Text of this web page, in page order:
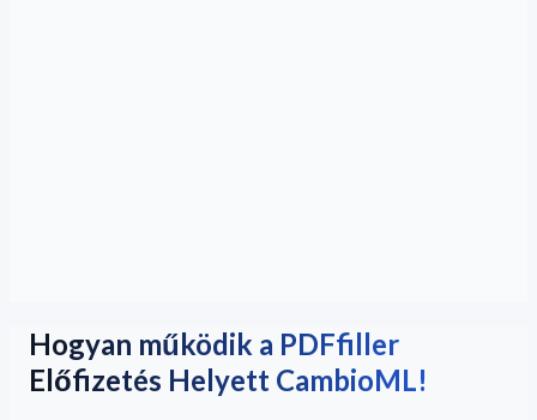
Hogyan működik a PDFfiller
Előfizetés Helyett CambioML!